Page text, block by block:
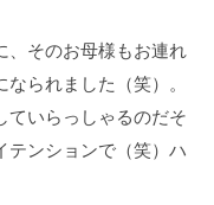
、そのお母様もお連れ
られました（笑）。
ていらっしゃるのだそ
テンションで（笑）ハ